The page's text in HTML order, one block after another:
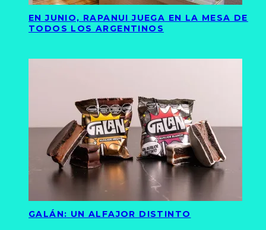
EN JUNIO, RAPANUI JUEGA EN LA MESA DE
TODOS LOS ARGENTINOS
GALÁN: UN ALFAJOR DISTINTO